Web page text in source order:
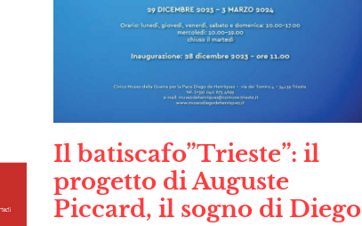
Il batiscafo”Trieste”: il
progetto di Auguste
Piccard, il sogno di Diego